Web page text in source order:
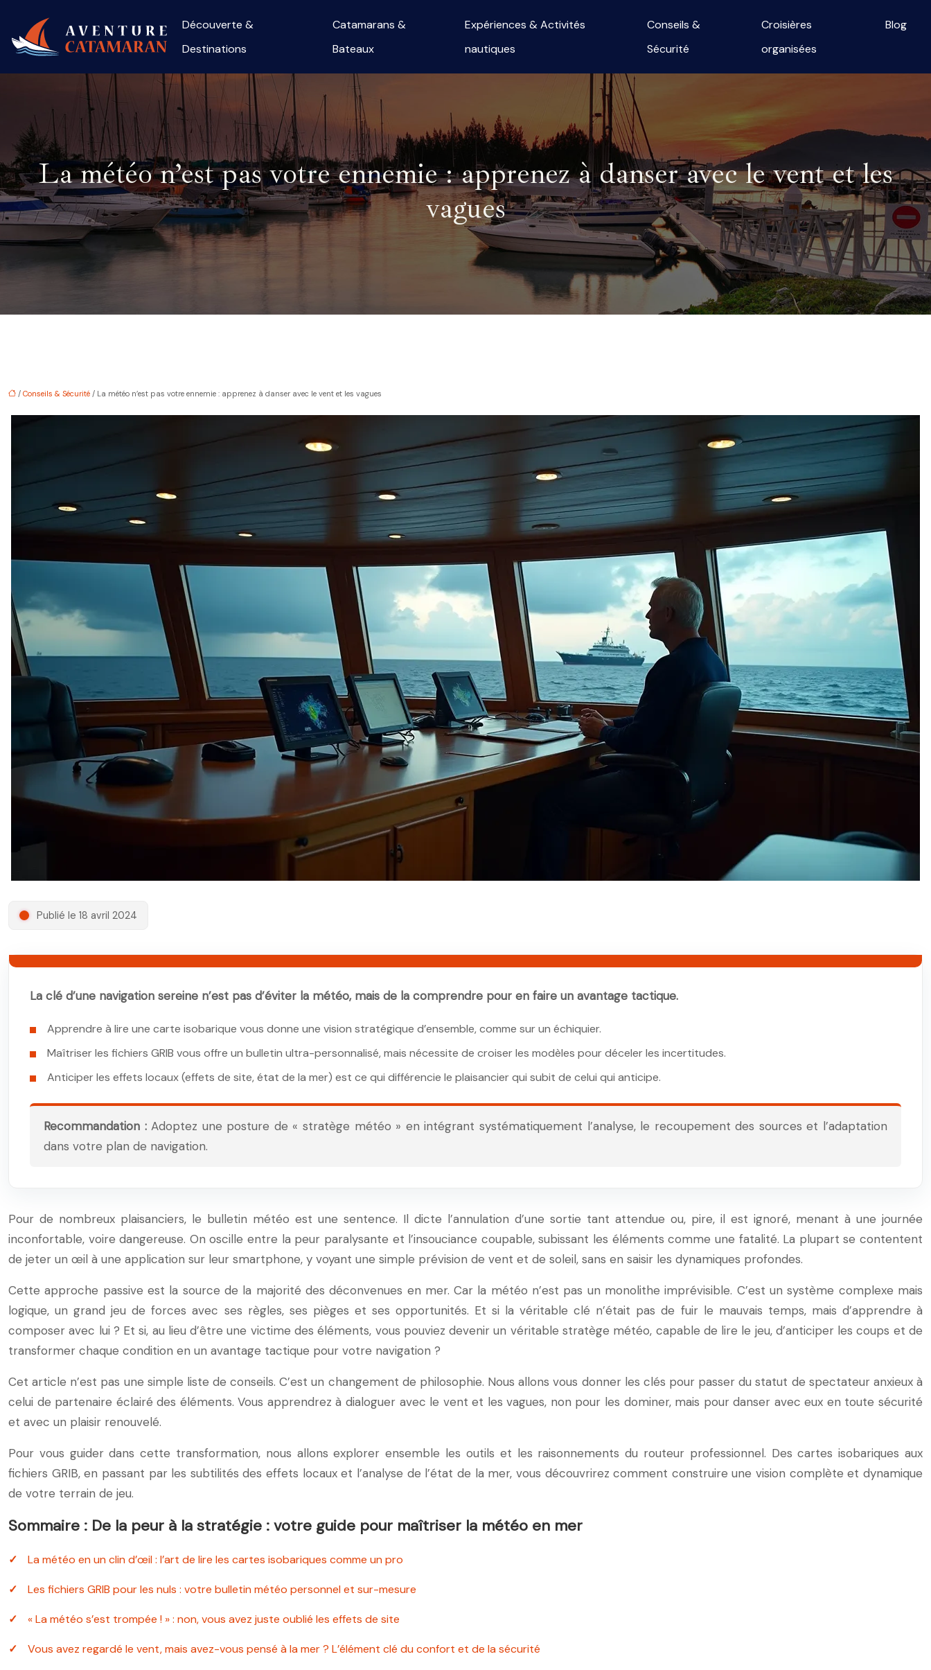
Découverte &
Destinations
Catamarans &
Bateaux
Expériences & Activités
nautiques
Conseils &
Sécurité
Croisières
organisées
Blog
La météo n’est pas votre ennemie : apprenez à danser avec le vent et les
vagues
/ Conseils & Sécurité / La météo n’est pas votre ennemie : apprenez à danser avec le vent et les vagues
Publié le 18 avril 2024
La clé d’une navigation sereine n’est pas d’éviter la météo, mais de la comprendre pour en faire un avantage tactique.
Apprendre à lire une carte isobarique vous donne une vision stratégique d’ensemble, comme sur un échiquier.
Maîtriser les fichiers GRIB vous offre un bulletin ultra-personnalisé, mais nécessite de croiser les modèles pour déceler les incertitudes.
Anticiper les effets locaux (effets de site, état de la mer) est ce qui différencie le plaisancier qui subit de celui qui anticipe.
Recommandation :Adoptez une posture de « stratège météo » en intégrant systématiquement l’analyse, le recoupement des sources et l’adaptation
dans votre plan de navigation.
Pour de nombreux plaisanciers, le bulletin météo est une sentence. Il dicte l’annulation d’une sortie tant attendue ou, pire, il est ignoré, menant à une journée
inconfortable, voire dangereuse. On oscille entre la peur paralysante et l’insouciance coupable, subissant les éléments comme une fatalité. La plupart se contentent
de jeter un œil à une application sur leur smartphone, y voyant une simple prévision de vent et de soleil, sans en saisir les dynamiques profondes.
Cette approche passive est la source de la majorité des déconvenues en mer. Car la météo n’est pas un monolithe imprévisible. C’est un système complexe mais
logique, un grand jeu de forces avec ses règles, ses pièges et ses opportunités. Et si la véritable clé n’était pas de fuir le mauvais temps, mais d’apprendre à
composer avec lui ? Et si, au lieu d’être une victime des éléments, vous pouviez devenir un véritable stratège météo, capable de lire le jeu, d’anticiper les coups et de
transformer chaque condition en un avantage tactique pour votre navigation ?
Cet article n’est pas une simple liste de conseils. C’est un changement de philosophie. Nous allons vous donner les clés pour passer du statut de spectateur anxieux à
celui de partenaire éclairé des éléments. Vous apprendrez à dialoguer avec le vent et les vagues, non pour les dominer, mais pour danser avec eux en toute sécurité
et avec un plaisir renouvelé.
Pour vous guider dans cette transformation, nous allons explorer ensemble les outils et les raisonnements du routeur professionnel. Des cartes isobariques aux
fichiers GRIB, en passant par les subtilités des effets locaux et l’analyse de l’état de la mer, vous découvrirez comment construire une vision complète et dynamique
de votre terrain de jeu.
Sommaire : De la peur à la stratégie : votre guide pour maîtriser la météo en mer
La météo en un clin d’œil : l’art de lire les cartes isobariques comme un pro
Les fichiers GRIB pour les nuls : votre bulletin météo personnel et sur-mesure
« La météo s’est trompée ! » : non, vous avez juste oublié les effets de site
Vous avez regardé le vent, mais avez-vous pensé à la mer ? L’élément clé du confort et de la sécurité